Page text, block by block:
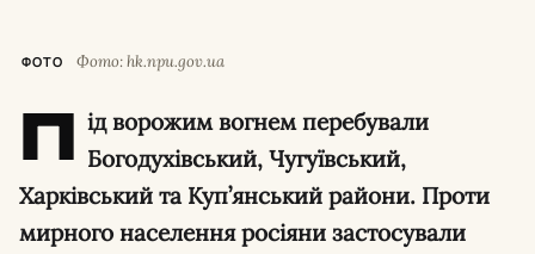
ФОТО Фото: hk.npu.gov.ua
П ід ворожим вогнем перебували
Богодухівський, Чугуївський,
Харківський та Куп’янський райони. Проти
мирного населення росіяни застосували